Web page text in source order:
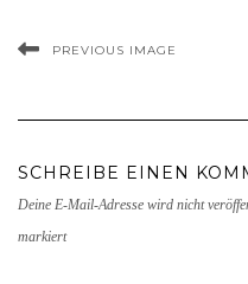
PREVIOUS IMAGE
SCHREIBE EINEN
Deine E-Mail-Adresse wird nicht
markiert